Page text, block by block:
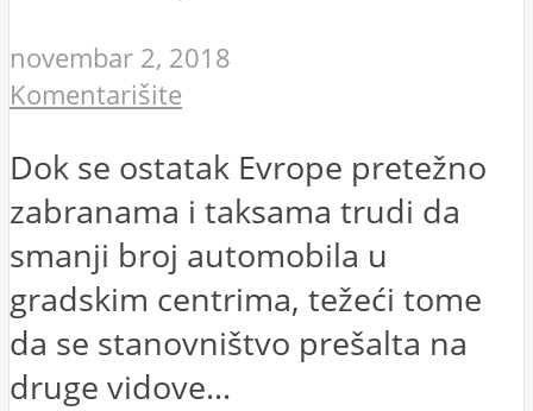
novembar 2, 2018
Komentarišite
Dok se ostatak Evrope pretežno
zabranama i taksama trudi da
smanji broj automobila u
gradskim centrima, težeći tome
da se stanovništvo prešalta na
druge vidove...